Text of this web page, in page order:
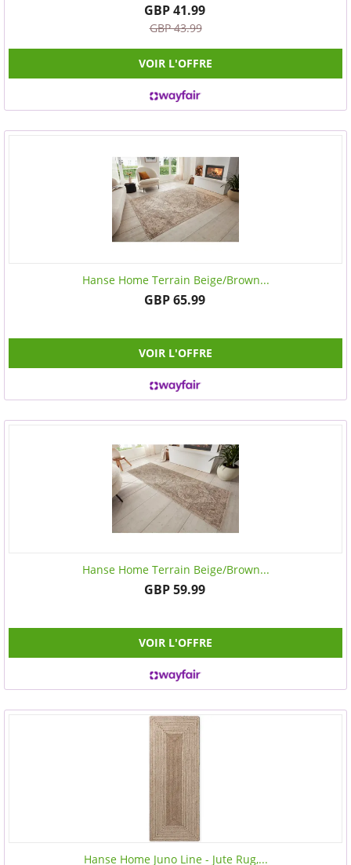
GBP 41.99
GBP 43.99
VOIR L'OFFRE
Hanse Home Terrain Beige/Brown...
GBP 65.99
VOIR L'OFFRE
Hanse Home Terrain Beige/Brown...
GBP 59.99
VOIR L'OFFRE
Hanse Home Juno Line - Jute Rug,...